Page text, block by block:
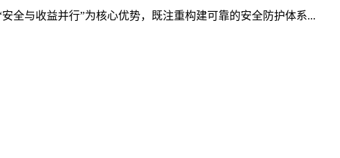
全与收益并行”为核心优势，既注重构建可靠的安全防护体系...